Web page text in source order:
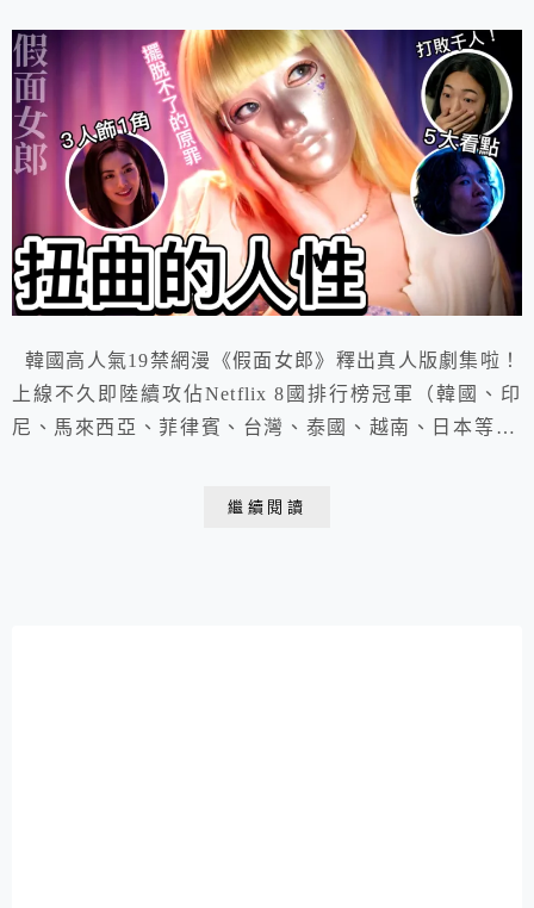
韓國高人氣19禁網漫《假面女郎》釋出真人版劇集啦！
上線不久即陸續攻佔Netflix 8國排行榜冠軍（韓國、印
尼、馬來西亞、菲律賓、台灣、泰國、越南、日本等）,
繼續閱讀